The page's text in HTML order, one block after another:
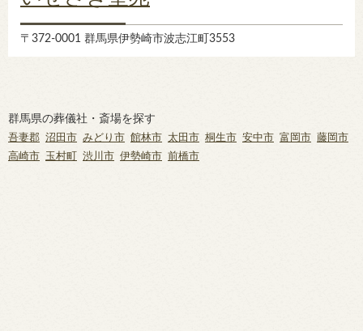
〒372-0001 群馬県伊勢崎市波志江町3553
群馬県の葬儀社・斎場を探す
吾妻郡 沼田市 みどり市 館林市 太田市 桐生市 安中市 富岡市
藤岡市
高崎市
玉村町 渋川市 伊勢崎市 前橋市